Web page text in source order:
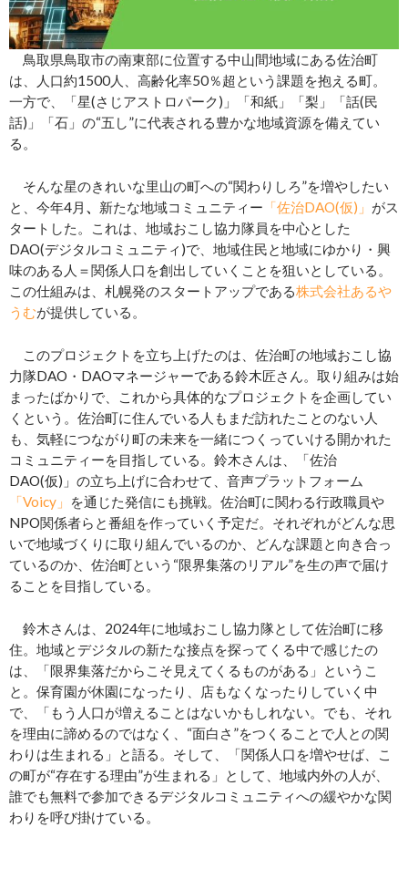
鳥取県鳥取市の南東部に位置する中山間地域にある佐治町
は、人口約1500人、高齢化率50％超という課題を抱える町。
一方で、「星(さじアストロパーク)」「和紙」「梨」「話(民
話)」「石」の“五し”に代表される豊かな地域資源を備えてい
る。
そんな星のきれいな里山の町への“関わりしろ”を増やしたい
と、今年4月 、 新たな地域コミュニティー 「佐治DAO(仮)」 がス
タートした。これは、地域おこし協力隊員を中心とした
DAO(デジタルコミュニティ)で、地域住民と地域にゆかり・興
味のある人＝関係人口を創出していくことを狙いとしている。
この仕組みは、札幌発のスタートアップである株式会社あるや
うむが提供している。
このプロジェクトを立ち上げたのは、佐治町の地域おこし協
力隊DAO・DAOマネージャーである鈴木匠さん。取り組みは始
まったばかりで、これから具体的なプロジェクトを企画してい
くという。佐治町に住んでいる人もまだ訪れたことのない人
も、気軽につながり町の未来を一緒につくっていける開かれた
コミュニティーを目指している。鈴木さんは、「佐治
DAO(仮)」の立ち上げに合わせて、音声プラットフォーム
「Voicy」
を通じた発信にも挑戦。佐治町に関わる行政職員や
NPO関係者らと番組を作っていく予定だ。それぞれがどんな思
いで地域づくりに取り組んでいるのか、どんな課題と向き合っ
ているのか、佐治町という“限界集落のリアル”を生の声で届け
ることを目指している。
鈴木さんは、2024年に地域おこし協力隊として佐治町に移
住。地域とデジタルの新たな接点を探ってくる中で感じたの
は、「限界集落だからこそ見えてくるものがある」というこ
と。保育園が休園になったり、店もなくなったりしていく中
で、「もう人口が増えることはないかもしれない。でも、それ
を理由に諦めるのではなく、“面白さ”をつくることで人との関
わりは生まれる」と語る。そして、「関係人口を増やせば、こ
の町が“存在する理由”が生まれる」として、地域内外の人が、
誰でも無料で参加できるデジタルコミュニティへの緩やかな関
わりを呼び掛けている。